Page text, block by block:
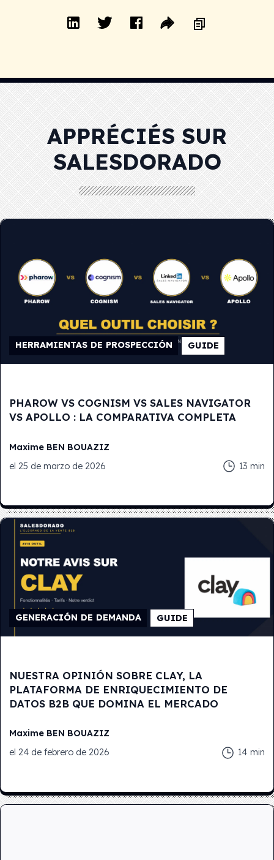
APPRÉCIÉS SUR
SALESDORADO
HERRAMIENTAS DE PROSPECCIÓN GUIDE
PHAROW VS COGNISM VS SALES NAVIGATOR
VS APOLLO : LA COMPARATIVA COMPLETA
Maxime BEN BOUAZIZ
el25 de marzo de 2026 13 min
GENERACIÓN DE DEMANDA GUIDE
NUESTRA OPINIÓN SOBRE CLAY, LA
PLATAFORMA DE ENRIQUECIMIENTO DE
DATOS B2B QUE DOMINA EL MERCADO
Maxime BEN BOUAZIZ
el24 de febrero de 2026 14 min